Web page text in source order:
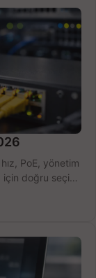
PoE, yönetim
doğru seçimi